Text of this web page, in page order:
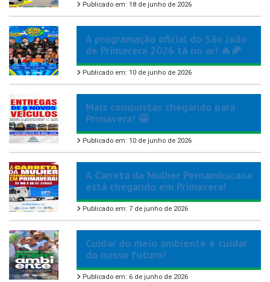
Publicado em: 18 de junho de 2026
A programação oficial do São João
de Primavera 2026 tá no ar! 🔥🌽
Publicado em: 10 de junho de 2026
Mais conquistas chegando para
Primavera! 🤩
Publicado em: 10 de junho de 2026
A Carreta da Mulher Pernambucana
está chegando em Primavera!
Publicado em: 7 de junho de 2026
Cuidar do meio ambiente é cuidar
do nosso futuro!
Publicado em: 6 de junho de 2026